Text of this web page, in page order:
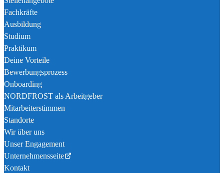
Fachkräfte
Ausbildung
Studium
Praktikum
Deine Vorteile
Bewerbungsprozess
Onboarding
NORDFROST als Arbeitgeber
Mitarbeiterstimmen
Standorte
Wir über uns
Unser Engagement
Unternehmensseite
Kontakt